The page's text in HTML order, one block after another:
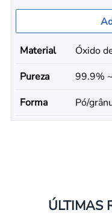
Material
Óxido
Pureza
99.9%
Forma
Pó/
ÚLTIMAS